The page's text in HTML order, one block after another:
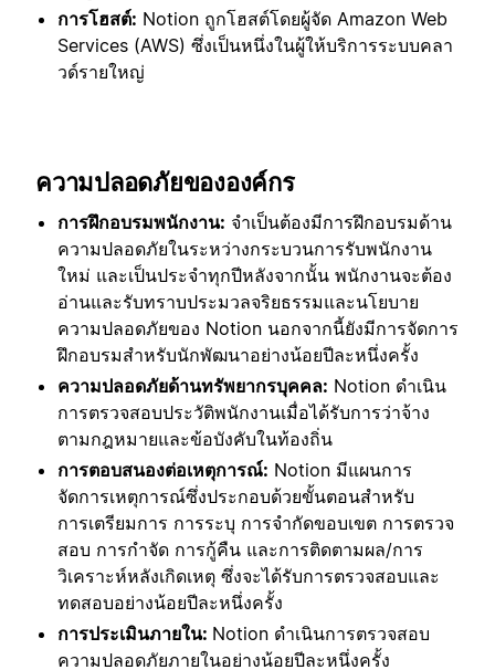
การโฮสต์: Notion ถูกโฮสต์โดยผู้จัด Amazon Web
Services (AWS) ซึ่งเป็นหนึ่งในผู้ให้บริการระบบคลา
วด์รายใหญ่
ความปลอดภัยขององค์กร
การฝึกอบรมพนักงาน: จำเป็นต้องมีการฝึกอบรมด้าน
ความปลอดภัยในระหว่างกระบวนการรับพนักงาน
ใหม่ และเป็นประจำทุกปีหลังจากนั้น พนักงานจะต้อง
อ่านและรับทราบประมวลจริยธรรมและนโยบาย
ความปลอดภัยของ Notion นอกจากนี้ยังมีการจัดการ
ฝึกอบรมสำหรับนักพัฒนาอย่างน้อยปีละหนึ่งครั้ง
ความปลอดภัยด้านทรัพยากรบุคคล: Notion ดำเนิน
การตรวจสอบประวัติพนักงานเมื่อได้รับการว่าจ้าง
ตามกฎหมายและข้อบังคับในท้องถิ่น
การตอบสนองต่อเหตุการณ์: Notion มีแผนการ
จัดการเหตุการณ์ซึ่งประกอบด้วยขั้นตอนสำหรับ
การเตรียมการ การระบุ การจำกัดขอบเขต การตรวจ
สอบ การกำจัด การกู้คืน และการติดตามผล/การ
วิเคราะห์หลังเกิดเหตุ ซึ่งจะได้รับการตรวจสอบและ
ทดสอบอย่างน้อยปีละหนึ่งครั้ง
การประเมินภายใน: Notion ดำเนินการตรวจสอบ
ความปลอดภัยภายในอย่างน้อยปีละหนึ่งครั้ง